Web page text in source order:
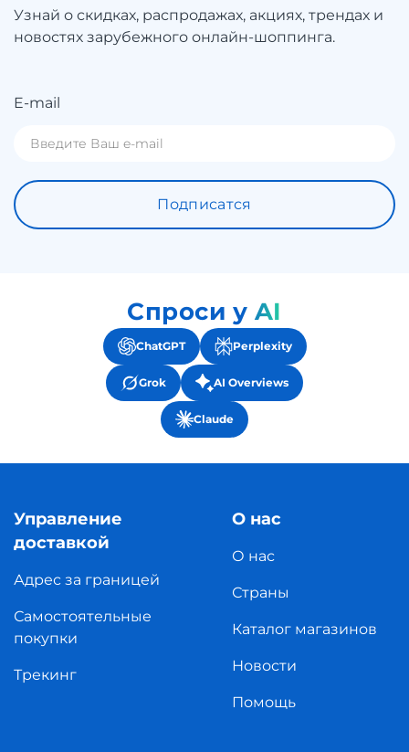
Узнай о скидках, распродажах, акциях, трендах и
новостях зарубежного онлайн-шоппинга.
E-mail
Подписатся
Спроси у AI
ChatGPT Perplexity
Grok AI Overviews
Claude
Управление
доставкой
Адрес за границей
Самостоятельные
покупки
Трекинг
О нас
О нас
Страны
Каталог магазинов
Новости
Помощь